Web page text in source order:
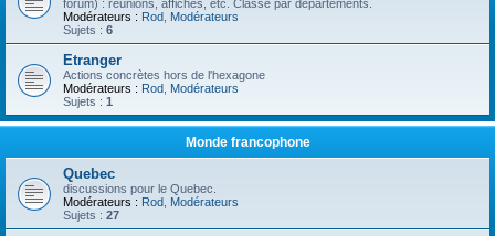
forum) : réunions, affiches, etc. Classé par départements.
Modérateurs : Rod Modérateurs
Sujets : 6
Etranger
Actions concrètes hors de l'hexagone
Modérateurs : Rod Modérateurs
Sujets : 1
Monde francophone
Quebec
discussions pour le Quebec.
Modérateurs : Rod Modérateurs
Sujets : 27